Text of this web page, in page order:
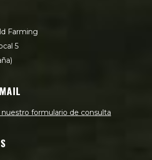
Farming
5
formulario de consulta